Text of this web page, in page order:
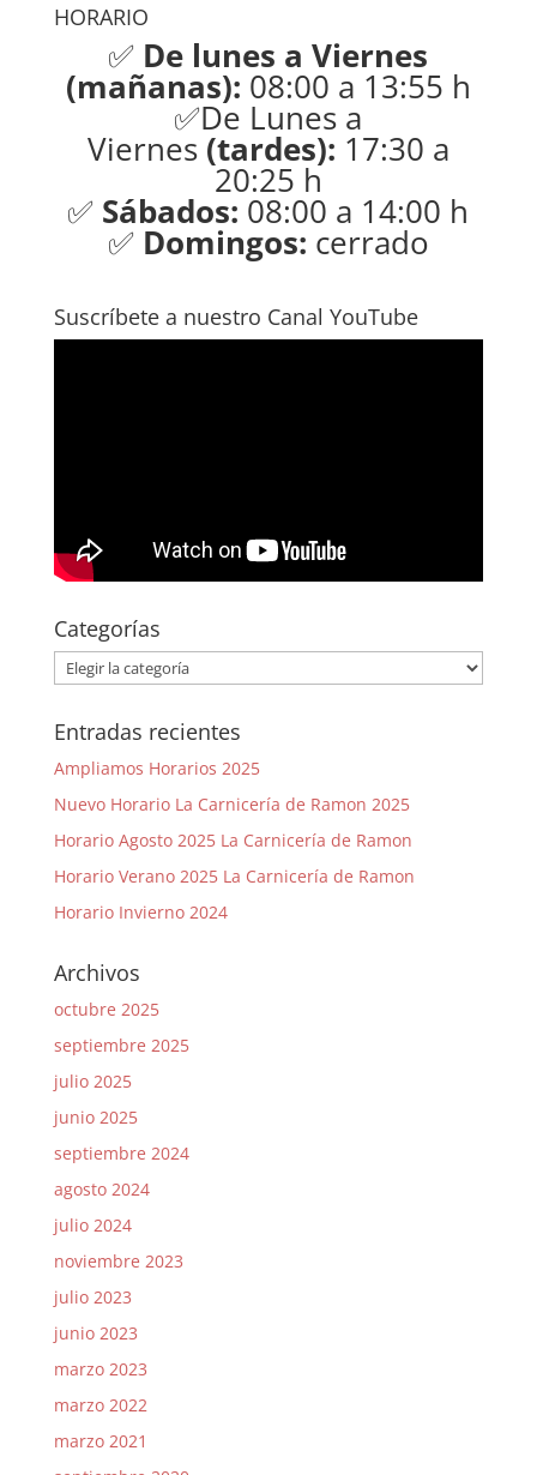
HORARIO
✅ De lunes a Viernes
(mañanas): 08:00 a 13:55 h
✅De Lunes a
Viernes(tardes): 17:30 a
20:25 h
✅ Sábados: 08:00 a 14:00 h
✅ Domingos: cerrado
Suscríbete a nuestro Canal YouTube
Categorías
Categorías
Entradas recientes
Ampliamos Horarios 2025
Nuevo Horario La Carnicería de Ramon 2025
Horario Agosto 2025 La Carnicería de Ramon
Horario Verano 2025 La Carnicería de Ramon
Horario Invierno 2024
Archivos
octubre 2025
septiembre 2025
julio 2025
junio 2025
septiembre 2024
agosto 2024
julio 2024
noviembre 2023
julio 2023
junio 2023
marzo 2023
marzo 2022
marzo 2021